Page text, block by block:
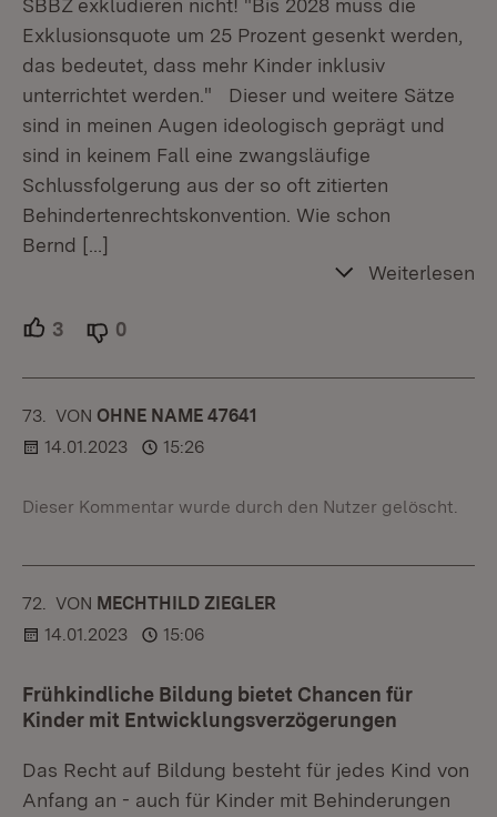
Exklusionsquote um 25 Prozent gesenkt werden,
das bedeutet, dass mehr Kinder inklusiv
unterrichtet werden." Dieser und weitere Sätze
sind in meinen Augen ideologisch geprägt und
sind in keinem Fall eine zwangsläufige
Schlussfolgerung aus der so oft zitierten
Behindertenrechtskonvention. Wie schon
Bernd […]
Weiterlesen
3 Unterstützer.
0
73. KOMMENTAR
VON :OHNE NAME 47641
14.01.2023
15:26
Dieser Kommentar wurde durch den Nutzer gelöscht.
72. KOMMENTAR
VON :MECHTHILD ZIEGLER
14.01.2023
15:06
Frühkindliche Bildung bietet Chancen für
Kinder mit Entwicklungsverzögerungen
Das Recht auf Bildung besteht für jedes Kind von
Anfang an - auch für Kinder mit Behinderungen